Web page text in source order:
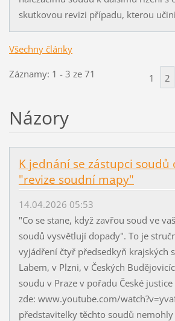
skutkovou revizi případu, kterou
Všechny články
Záznamy: 1 - 3 ze 71 1 2
Názory
K jednání se zástupci soudů
"revize soudní mapy"
14.04.2026 05:53
"Co se stane, když zavřou soud ve
soudů vysvětlují dopady". To je
vyjádření čtyř předsedkyň krajských
Labem, v Plzni, v Českých
soudu v Praze v pořadu České justice
zde: www.youtube.com/
představitelky těchto soudů nemohly